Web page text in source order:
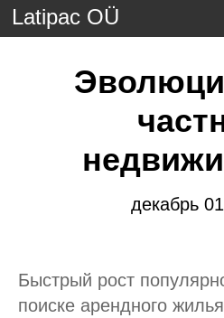
Latipac OÜ
декабрь
Быстрый рост
поиске арендного